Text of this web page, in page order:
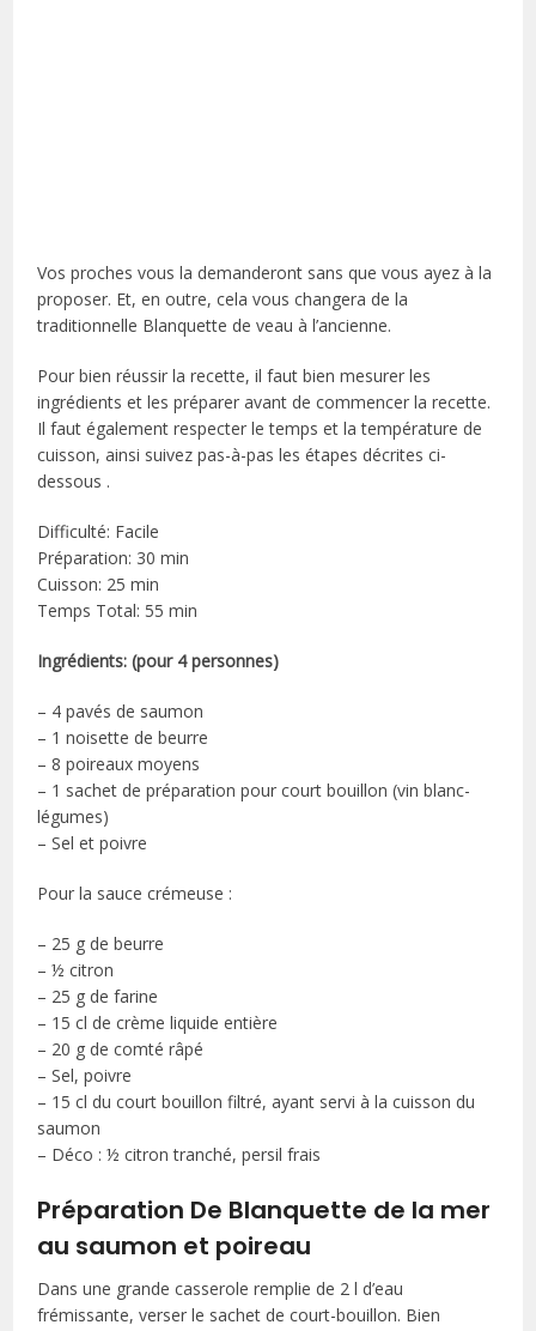
Vos proches vous la demanderont sans que vous ayez à la
proposer. Et, en outre, cela vous changera de la
traditionnelle Blanquette de veau à l’ancienne.
Pour bien réussir la recette, il faut bien mesurer les
ingrédients et les préparer avant de commencer la recette.
Il faut également respecter le temps et la température de
cuisson, ainsi suivez pas-à-pas les étapes décrites ci-
dessous .
Difficulté: Facile
Préparation: 30 min
Cuisson: 25 min
Temps Total: 55 min
Ingrédients: (pour 4 personnes)
– 4 pavés de saumon
– 1 noisette de beurre
– 8 poireaux moyens
– 1 sachet de préparation pour court bouillon (vin blanc-
légumes)
– Sel et poivre
Pour la sauce crémeuse :
– 25 g de beurre
– ½ citron
– 25 g de farine
– 15 cl de crème liquide entière
– 20 g de comté râpé
– Sel, poivre
– 15 cl du court bouillon filtré, ayant servi à la cuisson du
saumon
– Déco : ½ citron tranché, persil frais
Préparation De Blanquette de la mer
au saumon et poireau
Dans une grande casserole remplie de 2 l d’eau
frémissante, verser le sachet de court-bouillon. Bien